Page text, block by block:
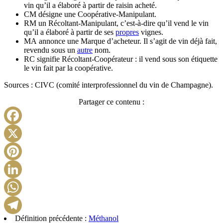
vin qu’il a élaboré à partir de raisin acheté.
CM désigne une Coopérative-Manipulant.
RM un Récoltant-Manipulant, c’est-à-dire qu’il vend le vin
qu’il a élaboré à partir de ses propres vignes.
MA annonce une Marque d’acheteur. Il s’agit de vin déjà fait,
revendu sous un autre nom.
RC signifie Récoltant-Coopérateur : il vend sous son étiquette
le vin fait par la coopérative.
Sources : CIVC (comité interprofessionnel du vin de Champagne).
Partager ce contenu :
Définition précédente : Méthanol